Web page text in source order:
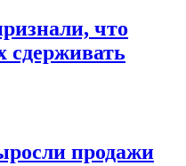
что
сдерживать
продажи